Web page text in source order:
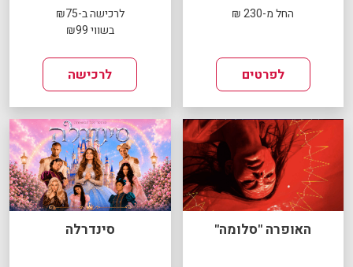
החל מ-230 ₪
לפרטים
לרכישה ב-₪75
בשווי ₪99
לרכישה
האופרה "סלומה" סינדרלה